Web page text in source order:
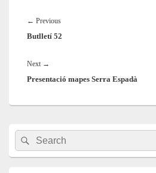
d'entrades
← PreviousPrevious
post:
Butlletí 52
Next →
post:
Presentació mapes Serra Espadà
Barra
lateral
principal
Search
for:
Search